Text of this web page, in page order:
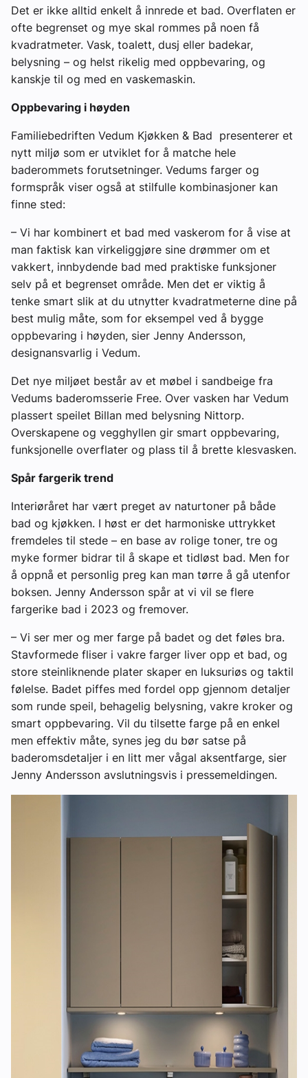
Det er ikke alltid enkelt å innrede et bad. Overflaten er
ofte begrenset og mye skal rommes på noen få
kvadratmeter. Vask, toalett, dusj eller badekar,
belysning – og helst rikelig med oppbevaring, og
kanskje til og med en vaskemaskin.
Oppbevaring i høyden
Familiebedriften Vedum Kjøkken & Bad presenterer et
nytt miljø som er utviklet for å matche hele
baderommets forutsetninger. Vedums farger og
formspråk viser også at stilfulle kombinasjoner kan
finne sted:
– Vi har kombinert et bad med vaskerom for å vise at
man faktisk kan virkeliggjøre sine drømmer om et
vakkert, innbydende bad med praktiske funksjoner
selv på et begrenset område. Men det er viktig å
tenke smart slik at du utnytter kvadratmeterne dine på
best mulig måte, som for eksempel ved å bygge
oppbevaring i høyden, sier Jenny Andersson,
designansvarlig i Vedum.
Det nye miljøet består av et møbel i sandbeige fra
Vedums baderomsserie Free. Over vasken har Vedum
plassert speilet Billan med belysning Nittorp.
Overskapene og vegghyllen gir smart oppbevaring,
funksjonelle overflater og plass til å brette klesvasken.
Spår fargerik trend
Interiøråret har vært preget av naturtoner på både
bad og kjøkken. I høst er det harmoniske uttrykket
fremdeles til stede – en base av rolige toner, tre og
myke former bidrar til å skape et tidløst bad. Men for
å oppnå et personlig preg kan man tørre å gå utenfor
boksen. Jenny Andersson spår at vi vil se flere
fargerike bad i 2023 og fremover.
– Vi ser mer og mer farge på badet og det føles bra.
Stavformede fliser i vakre farger liver opp et bad, og
store steinliknende plater skaper en luksuriøs og taktil
følelse. Badet piffes med fordel opp gjennom detaljer
som runde speil, behagelig belysning, vakre kroker og
smart oppbevaring. Vil du tilsette farge på en enkel
men effektiv måte, synes jeg du bør satse på
baderomsdetaljer i en litt mer vågal aksentfarge, sier
Jenny Andersson avslutningsvis i pressemeldingen.